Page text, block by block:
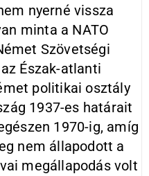
nyerné vissza
minta a NATO
Szövetségi
Észak-atlanti
politikai osztály
1937-es határait
1970-ig, amíg
nem állapodott a
megállapodás volt